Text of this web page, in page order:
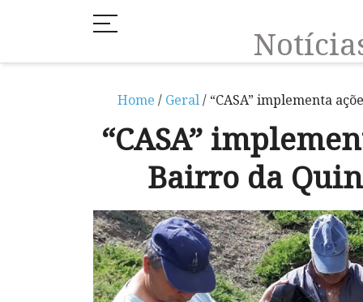
Home / Geral/ “CASA” implementa
“CASA”
Bairro da